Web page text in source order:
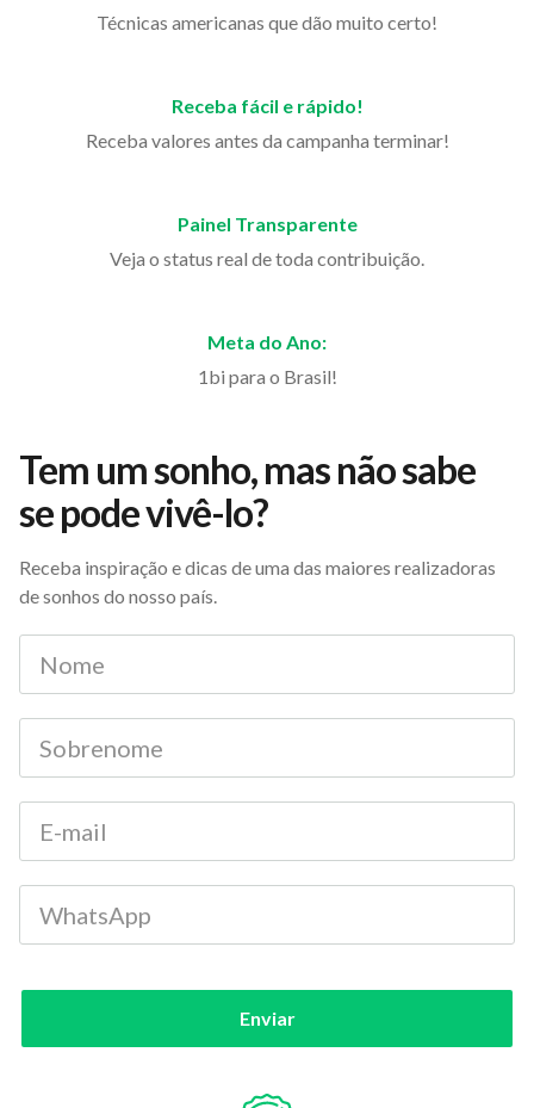
Técnicas americanas que dão muito certo!
Receba fácil e rápido!
Receba valores antes da campanha terminar!
Painel Transparente
Veja o status real de toda contribuição.
Meta do Ano:
1bi para o Brasil!
Tem um sonho, mas não sabe
se pode vivê-lo?
Receba inspiração e dicas de uma das maiores realizadoras
de sonhos do nosso país.
Enviar